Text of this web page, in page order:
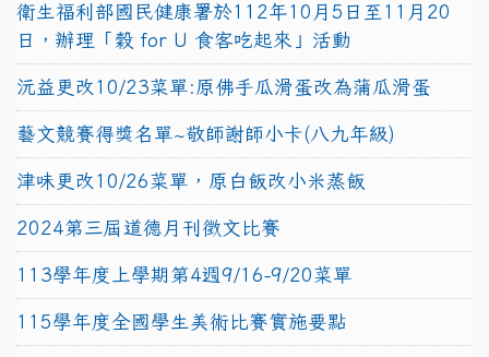
衛生福利部國民健康署於112年10月5日至11月20
日，辦理「穀 for U 食客吃起來」活動
沅益更改10/23菜單:原佛手瓜滑蛋改為蒲瓜滑蛋
藝文競賽得獎名單~敬師謝師小卡(八九年級)
津味更改10/26菜單，原白飯改小米蒸飯
2024第三屆道德月刊徵文比賽
113學年度上學期第4週9/16-9/20菜單
115學年度全國學生美術比賽實施要點